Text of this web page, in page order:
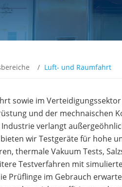
Luft- und Raumfahrt
sowie im
und der mechnaischen
verlangt
bieten wir Testgeräte für hohe
thermale Vakuum Tests,
Testverfahren mit
Prüflinge im Gebrauch